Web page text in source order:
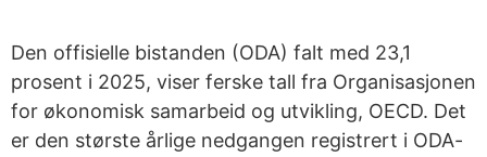
Den offisielle bistanden (ODA) falt med 23,1
prosent i 2025, viser ferske tall fra Organisasjonen
for økonomisk samarbeid og utvikling, OECD. Det
er den største årlige nedgangen registrert i ODA-